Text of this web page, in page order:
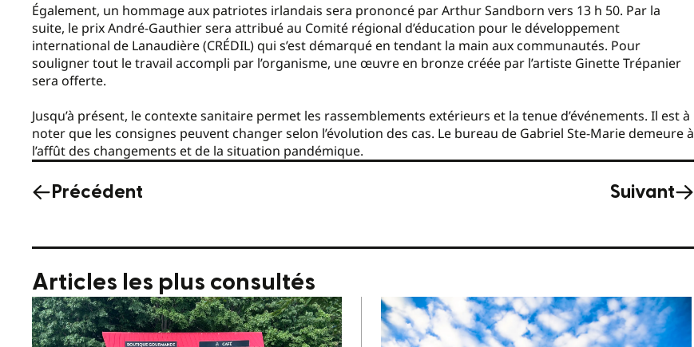
Également, un hommage aux patriotes irlandais sera prononcé par Arthur Sandborn vers 13 h 50. Par la
suite, le prix André-Gauthier sera attribué au Comité régional d’éducation pour le développement
international de Lanaudière (CRÉDIL) qui s’est démarqué en tendant la main aux communautés. Pour
souligner tout le travail accompli par l’organisme, une œuvre en bronze créée par l’artiste Ginette Trépanier
sera offerte.
Jusqu’à présent, le contexte sanitaire permet les rassemblements extérieurs et la tenue d’événements. Il est à
noter que les consignes peuvent changer selon l’évolution des cas. Le bureau de Gabriel Ste-Marie demeure à
l’affût des changements et de la situation pandémique.
Précédent Suivant
Articles les plus consultés